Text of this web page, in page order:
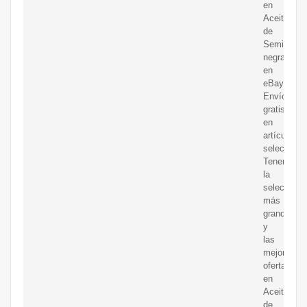
en
Aceite
de
Semilla
negra
en
eBay.
Envío
gratis
en
artículos
Tenemos
la
selección
más
grande
y
las
mejores
ofertas
en
Aceite
de